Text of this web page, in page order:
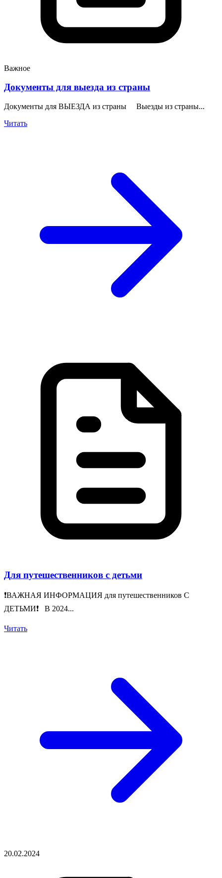
Важное
Документы для выезда из страны
Документы для ВЫЕЗДА из страны Выезды из страны...
Читать
Для путешественников с детьми
❗️ВАЖНАЯ ИНФОРМАЦИЯ для путешественников С
ДЕТЬМИ❗️ В 2024...
Читать
20.02.2024